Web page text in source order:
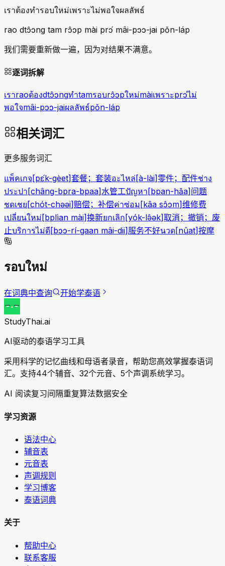
เราต้องทำรอบใหม่เพราะไม่พอใจผลลัพธ์
rao dtɔ̂ɔng tam rɔ̂ɔp mài prɔ́ mâi-pɔɔ-jai pǒn-láp
我们需要重新做一遍，因为对结果不满意。
逐词拆解
เราraoต้องdtɔ̂ɔngทำtamรอบrɔ̂ɔpใหม่màiเพราะprɔ́ไม่
พอใจmâi-pɔɔ-jaiผลลัพธ์pǒn-láp
相关词汇
更多服务词汇
แพ็คเกจ[pɛ́k-gèet]套餐；套装อะไหล่[à-lài]零件；配件ช่าง
ประปา[châng-bpra-bpaa]水管工ปัญหา[bpan-hǎa]问题
ชดเชย[chót-chəəi]赔偿；补偿ค่าซ่อม[kâa sɔ̂ɔm]维修费
เปลี่ยนใหม่[bplìan mài]换新ยกเลิก[yók-lə̂ək]取消；撤销；废
止บริการไม่ดี[bɔɔ-rí-gaan mâi-dii]服务不好นวด[nûat]按摩
รอบใหม่
在词典中查询 开始学泰语
StudyThai.ai
AI驱动的泰语学习工具
采用科学的记忆曲线和母语者录音，帮助您高效掌握泰语词
汇。支持44个辅音、32个元音、5个声调系统学习。
AI 阅读复习间隔重复算法数据安全
学习资源
语法中心
辅音表
元音表
声调规则
学习博客
泰语词典
关于
帮助中心
联系客服